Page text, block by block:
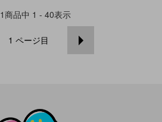
商品中 1 - 40表示
1 ページ目